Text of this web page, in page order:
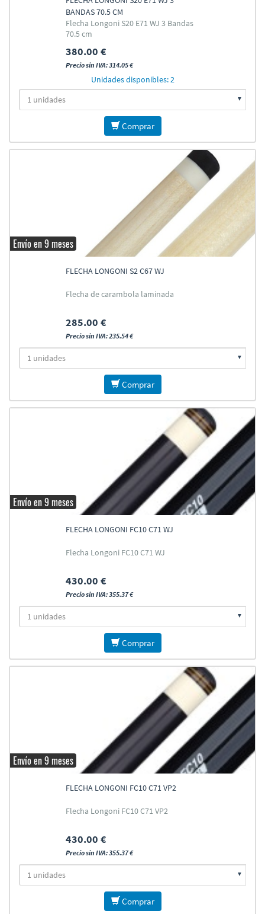
BANDAS 70.5 CM
Flecha Longoni S20 E71 WJ 3 Bandas
70.5 cm
380.00 €
Precio sin IVA: 314.05 €
Unidades disponibles: 2
Comprar
Envío en 9 meses
FLECHA LONGONI S2 C67 WJ
Flecha de carambola laminada
285.00 €
Precio sin IVA: 235.54 €
Comprar
Envío en 9 meses
FLECHA LONGONI FC10 C71 WJ
Flecha Longoni FC10 C71 WJ
430.00 €
Precio sin IVA: 355.37 €
Comprar
Envío en 9 meses
FLECHA LONGONI FC10 C71 VP2
Flecha Longoni FC10 C71 VP2
430.00 €
Precio sin IVA: 355.37 €
Comprar